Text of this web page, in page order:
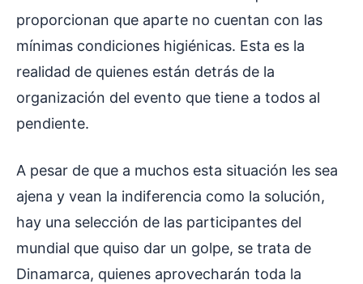
proporcionan que aparte no cuentan con las
mínimas condiciones higiénicas. Esta es la
realidad de quienes están detrás de la
organización del evento que tiene a todos al
pendiente.
A pesar de que a muchos esta situación les sea
ajena y vean la indiferencia como la solución,
hay una selección de las participantes del
mundial que quiso dar un golpe, se trata de
Dinamarca, quienes aprovecharán toda la